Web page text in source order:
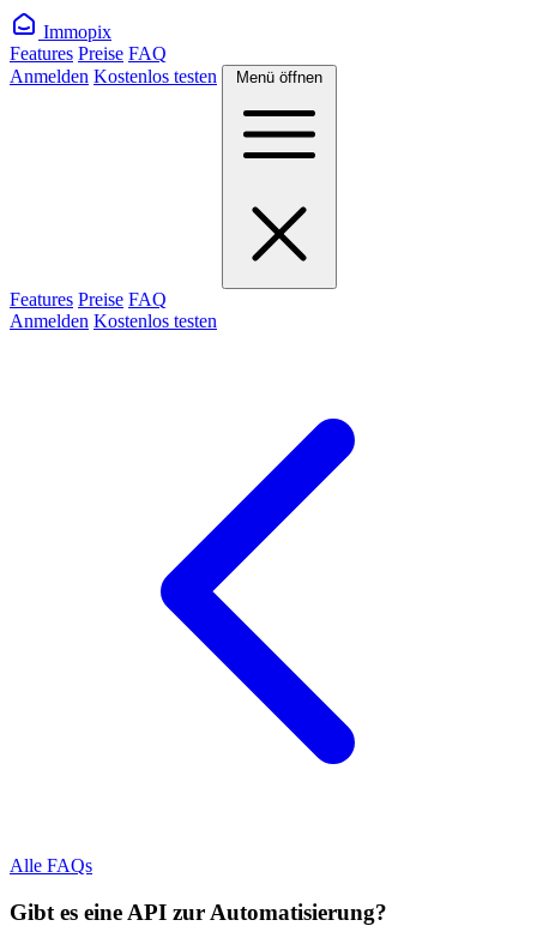
Immopix
Features Preise FAQ
Anmelden Kostenlos testen Menü öffnen
Features Preise FAQ
Anmelden Kostenlos testen
Alle FAQs
Gibt es eine API zur Automatisierung?